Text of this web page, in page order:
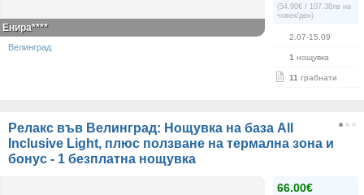
(54.90€ / 107.38лв на
човек/ден)
2.07-15.09
1 нощувка
11 грабнати
Енира****
Велинград
Релакс във Велинград: Нощувка на база All
Inclusive Light, плюс ползване на термална зона и
бонус - 1 безплатна нощувка
66.00€